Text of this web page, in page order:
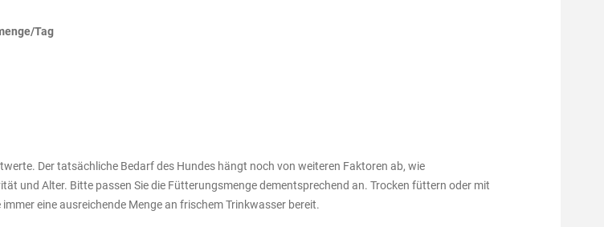
Tag
Der tatsächliche Bedarf des Hundes hängt noch von weiteren Faktoren ab, wie
und Alter. Bitte passen Sie die Fütterungsmenge dementsprechend an. Trocken füttern oder mit
eine ausreichende Menge an frischem Trinkwasser bereit.